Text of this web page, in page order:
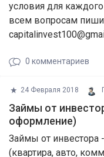
условия для
всем вопросам
0 комментариев
24 Февраля 2018
Займы от
оформление)
Займы от инвестора
(квартира, авто,